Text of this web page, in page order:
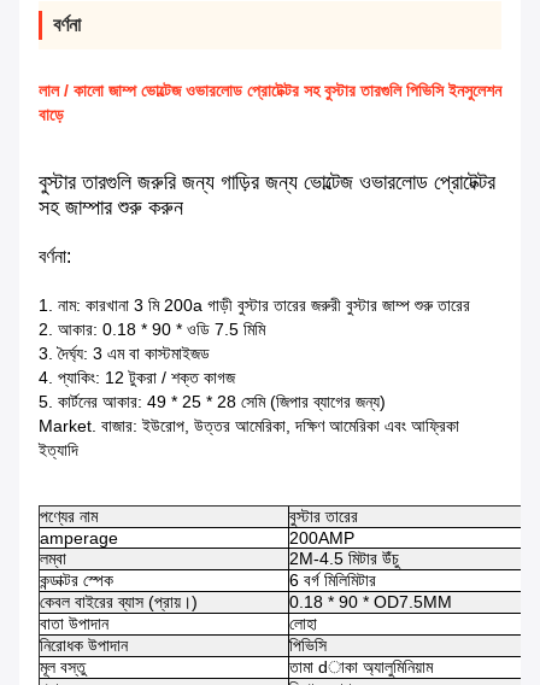
বর্ণনা
লাল / কালো জাম্প ভোল্টেজ ওভারলোড প্রোটেক্টর সহ বুস্টার তারগুলি পিভিসি ইনসুলেশন
বাড়ে
বুস্টার তারগুলি জরুরি জন্য গাড়ির জন্য ভোল্টেজ ওভারলোড প্রোটেক্টর
সহ জাম্পার শুরু করুন
বর্ণনা:
1. নাম: কারখানা 3 মি 200a গাড়ী বুস্টার তারের জরুরী বুস্টার জাম্প শুরু তারের
2. আকার: 0.18 * 90 * ওডি 7.5 মিমি
3. দৈর্ঘ্য: 3 এম বা কাস্টমাইজড
4. প্যাকিং: 12 টুকরা / শক্ত কাগজ
5. কার্টনের আকার: 49 * 25 * 28 সেমি (জিপার ব্যাগের জন্য)
Market. বাজার: ইউরোপ, উত্তর আমেরিকা, দক্ষিণ আমেরিকা এবং আফ্রিকা
ইত্যাদি
পণ্যের নাম
বুস্টার তারের
amperage
200AMP
লম্বা
2M-4.5 মিটার উঁচু
কন্ডাক্টর স্পেক
6 বর্গ মিলিমিটার
কেবল বাইরের ব্যাস (প্রায়।)
0.18 * 90 * OD7.5MM
বাতা উপাদান
লোহা
নিরোধক উপাদান
পিভিসি
মূল বস্তু
তামা dাকা অ্যালুমিনিয়াম